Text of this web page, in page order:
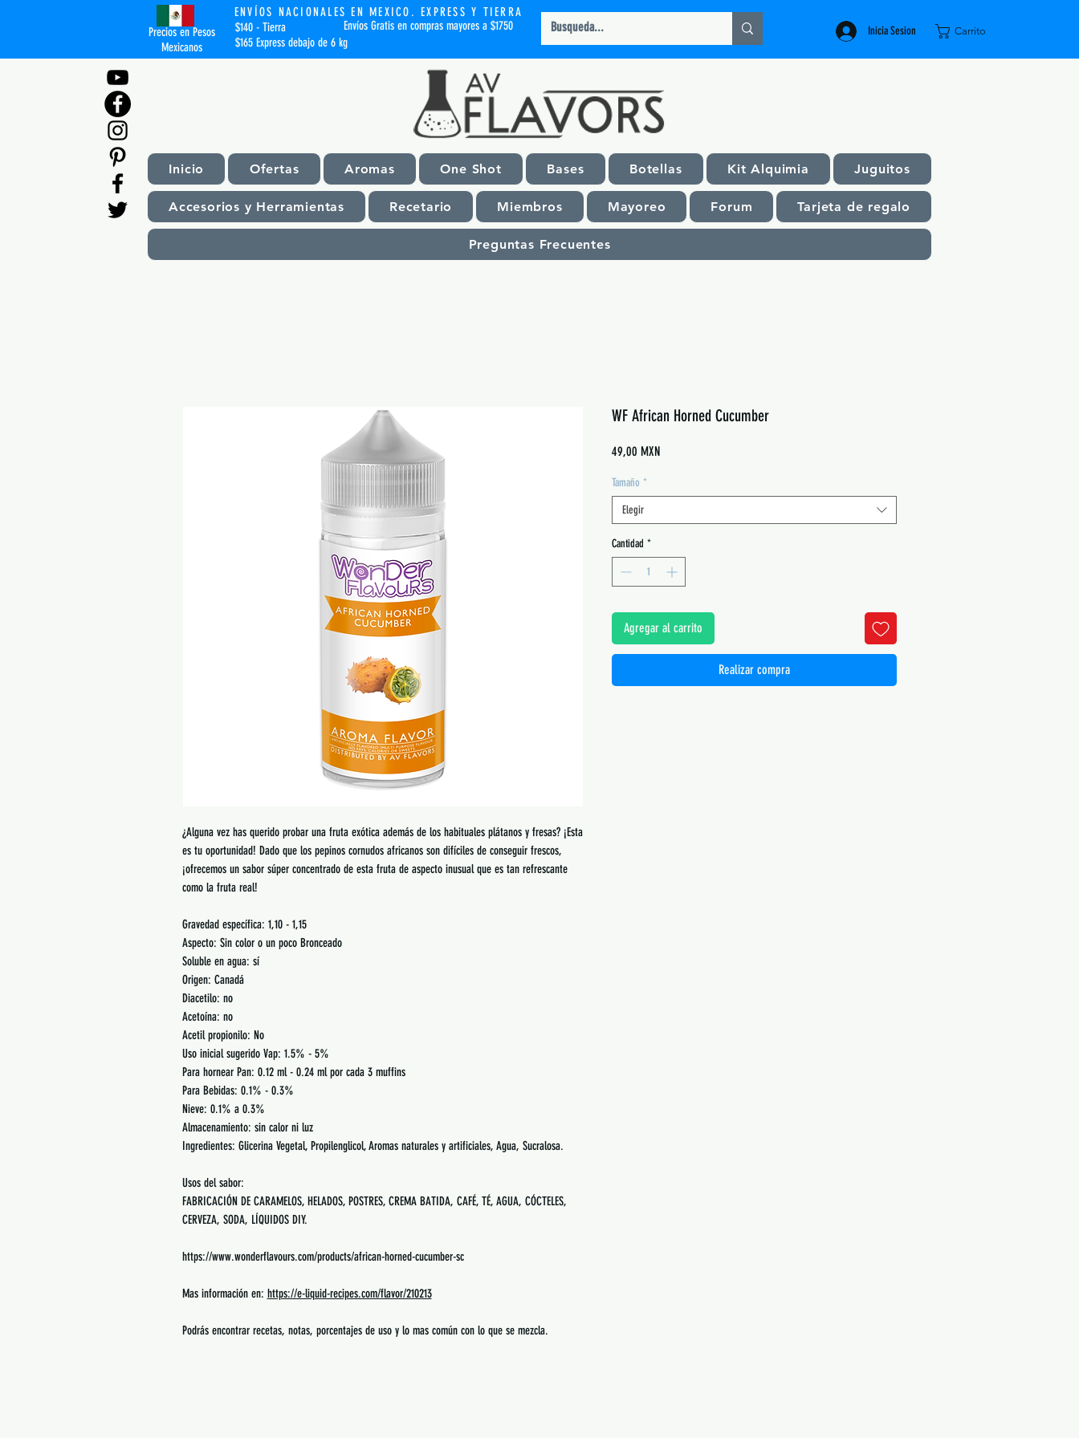
Precios en Pesos
Mexicanos
ENVÍOS NACIONALES EN MEXICO. EXPRESS Y TIERRA
Envíos Gratis en compras mayores a $1750
$140 - Tierra
$165 Express debajo de 6 kg
Inicia Sesion Carrito
Inicio Ofertas Aromas One Shot Bases Botellas Kit Alquimia Juguitos
Accesorios y Herramientas Recetario Miembros Mayoreo Forum Tarjeta de regalo
Preguntas Frecuentes
¿Alguna vez has querido probar una fruta exótica además de los habituales plátanos y fresas? ¡Esta
es tu oportunidad! Dado que los pepinos cornudos africanos son difíciles de conseguir frescos,
¡ofrecemos un sabor súper concentrado de esta fruta de aspecto inusual que es tan refrescante
como la fruta real!
Gravedad específica: 1,10 - 1,15
Aspecto: Sin color o un poco Bronceado
Soluble en agua: sí
Origen: Canadá
Diacetilo: no
Acetoína: no
Acetil propionilo: No
Uso inicial sugerido Vap: 1.5% - 5%
Para hornear Pan: 0.12 ml - 0.24 ml por cada 3 muffins
Para Bebidas: 0.1% - 0.3%
Nieve: 0.1% a 0.3%
Almacenamiento: sin calor ni luz
Ingredientes: Glicerina Vegetal, Propilenglicol, Aromas naturales y artificiales, Agua, Sucralosa.
Usos del sabor:
FABRICACIÓN DE CARAMELOS, HELADOS, POSTRES, CREMA BATIDA, CAFÉ, TÉ, AGUA, CÓCTELES,
CERVEZA, SODA, LÍQUIDOS DIY.
https://www.wonderflavours.com/products/african-horned-cucumber-sc
Mas información en: https://e-liquid-recipes.com/flavor/210213
Podrás encontrar recetas, notas, porcentajes de uso y lo mas común con lo que se mezcla.
WF African Horned Cucumber
49,00 MXNPrecio
Tamaño *
Elegir
Cantidad *
Agregar al carrito
Realizar compra